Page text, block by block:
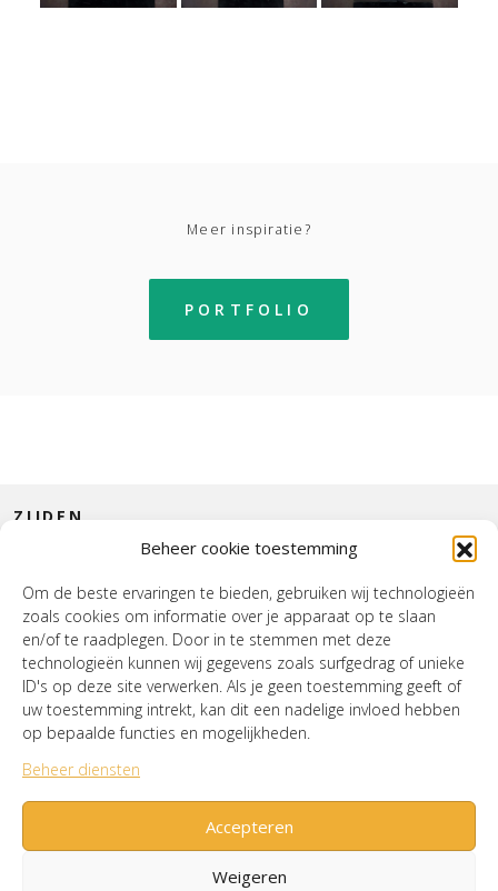
Beheer cookie toestemming
Om de beste ervaringen te bieden, gebruiken wij technologieën
zoals cookies om informatie over je apparaat op te slaan
en/of te raadplegen. Door in te stemmen met deze
technologieën kunnen wij gegevens zoals surfgedrag of unieke
ID's op deze site verwerken. Als je geen toestemming geeft of
uw toestemming intrekt, kan dit een nadelige invloed hebben
op bepaalde functies en mogelijkheden.
Beheer diensten
Accepteren
Weigeren
Meer inspiratie?
PORTFOLIO
HOUSE OF WURPEL
OPENINGSTIJDEN
ZIJDEN
INTERIEUR
Verzenden & RetournerenCookiebeleid (EU)
Mijn account